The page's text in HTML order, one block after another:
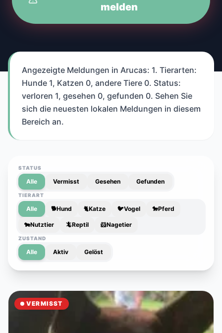
melden
Angezeigte Meldungen in Arucas: 1. Tierarten:
Hunde 1, Katzen 0, andere Tiere 0. Status:
verloren 1, gesehen 0, gefunden 0. Sehen Sie
sich die neuesten lokalen Meldungen in diesem
Bereich an.
STATUS
Alle Vermisst Gesehen Gefunden
TIERART
Alle 🐕Hund 🐈Katze 🐦Vogel 🐎Pferd
🐄Nutztier 🦎Reptil 🐹Nagetier
ZUSTAND
Alle Aktiv Gelöst
VERMISST